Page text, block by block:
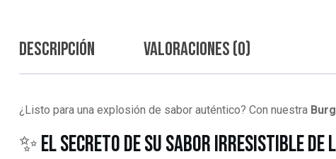
Descripción Valoraciones (0)
¿Listo para una explosión de sabor auténtico? Con nuestra
✨ El secreto de su sabor irresistible de